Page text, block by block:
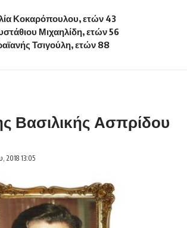
Κοκαρόπουλου, ετών 43
Μιχαηλίδη, ετών 56
Τσιγούλη, ετών 88
Βασιλικής Ασπρίδου
2018 13:05